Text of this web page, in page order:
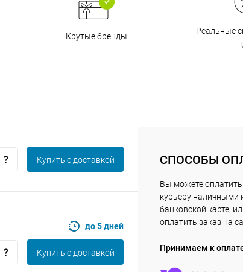
Крутые бренды
Реальные
Купить c доставкой
до 5 дней
Купить c доставкой
СПОСОБЫ
Вы можете оплатить
курьеру наличными
банковской карте,
оплатить заказ на
Принимаем к
Получайте товарвыбранный способом
с вашей картыпо25%каждые 2 недели
25
раз в 2
Остались вопросы?
8 800 302-02-51
plait.ru